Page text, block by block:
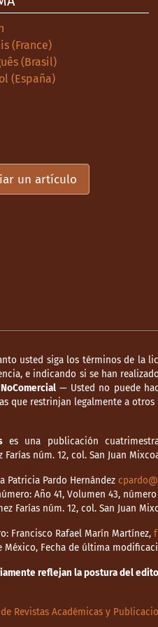
(France)
(Brasil)
(España)
un artículo
usted siga los términos de la
e indicando si se han
NoComercial— Usted no puede
que restrinjan legalmente a
es una publicación
Farías núm. 12, col. San Juan
Patricia Pardo Hernández
Año 41, Volumen 43,
Farías núm. 12, col. San Juan
Francisco Rafael Marín Martínez,
México, Fecha de última
reflejan la postura del
Revistas Académicas y